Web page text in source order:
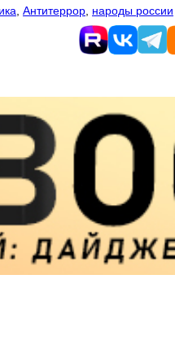
Антитеррор народы россии